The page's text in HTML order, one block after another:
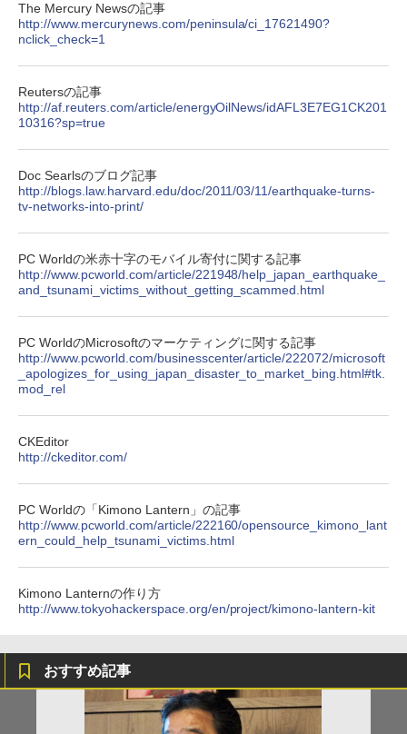
The Mercury Newsの記事
http://www.mercurynews.com/peninsula/ci_17621490?
nclick_check=1
Reutersの記事
http://af.reuters.com/article/energyOilNews/idAFL3E7EG1CK201
10316?sp=true
Doc Searlsのブログ記事
http://blogs.law.harvard.edu/doc/2011/03/11/earthquake-turns-
tv-networks-into-print/
PC Worldの米赤十字のモバイル寄付に関する記事
http://www.pcworld.com/article/221948/help_japan_earthquake_
and_tsunami_victims_without_getting_scammed.html
PC WorldのMicrosoftのマーケティングに関する記事
http://www.pcworld.com/businesscenter/article/222072/microsoft
_apologizes_for_using_japan_disaster_to_market_bing.html#tk.
mod_rel
CKEditor
http://ckeditor.com/
PC Worldの「Kimono Lantern」の記事
http://www.pcworld.com/article/222160/opensource_kimono_lant
ern_could_help_tsunami_victims.html
Kimono Lanternの作り方
http://www.tokyohackerspace.org/en/project/kimono-lantern-kit
おすすめ記事